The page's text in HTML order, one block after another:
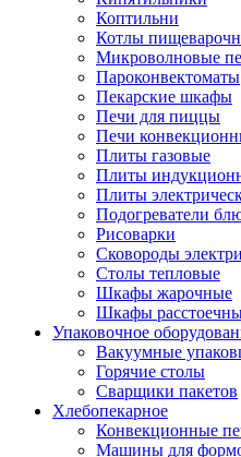
Коптильни
Котлы
Микроволновые
Пароконвектоматы
Пекарские шкафы
Печи для пиццы
Печи
Плиты газовые
Плиты
Плиты
Подогреватели
Рисоварки
Сковороды
Столы тепловые
Шкафы жарочные
Шкафы
Упаковочное
Вакуумные
Горячие столы
Сварщики пакетов
Хлебопекарное
Конвекционные
Машины для